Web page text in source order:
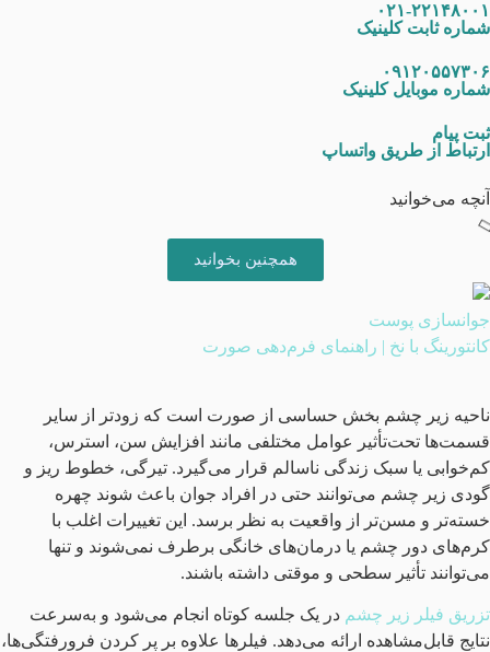
۰۲۱-۲۲۱۴۸۰۰۱
شماره ثابت کلینیک
۰۹۱۲۰۵۵۷۳۰۶
شماره موبایل کلینیک
ثبت پیام
ارتباط از طریق واتساپ
آنچه می‌خوانید
همچنین بخوانید
جوانسازی پوست
کانتورینگ با نخ | راهنمای فرم‌دهی صورت
ناحیه زیر چشم بخش حساسی از صورت است که زودتر از سایر
قسمت‌ها تحت‌تأثیر عوامل مختلفی مانند افزایش سن، استرس،
کم‌خوابی یا سبک زندگی ناسالم قرار می‌گیرد. تیرگی، خطوط ریز و
گودی زیر چشم می‌توانند حتی در افراد جوان باعث شوند چهره
خسته‌تر و مسن‌تر از واقعیت به نظر برسد. این تغییرات اغلب با
کرم‌های دور چشم یا درمان‌های خانگی برطرف نمی‌شوند و تنها
می‌توانند تأثیر سطحی و موقتی داشته باشند.
تزریق فیلر زیر چشم در یک جلسه کوتاه انجام می‌شود و به‌سرعت
نتایج قابل‌مشاهده ارائه می‌دهد. فیلرها علاوه بر پر کردن فرورفتگی‌ها،